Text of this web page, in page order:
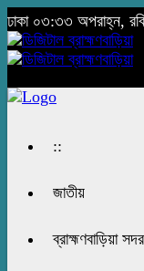
ঢাকা ০৩:৩৩ অপরাহ্ন,
::
জাতীয়
ব্রাহ্মণবাড়িয়া সদর